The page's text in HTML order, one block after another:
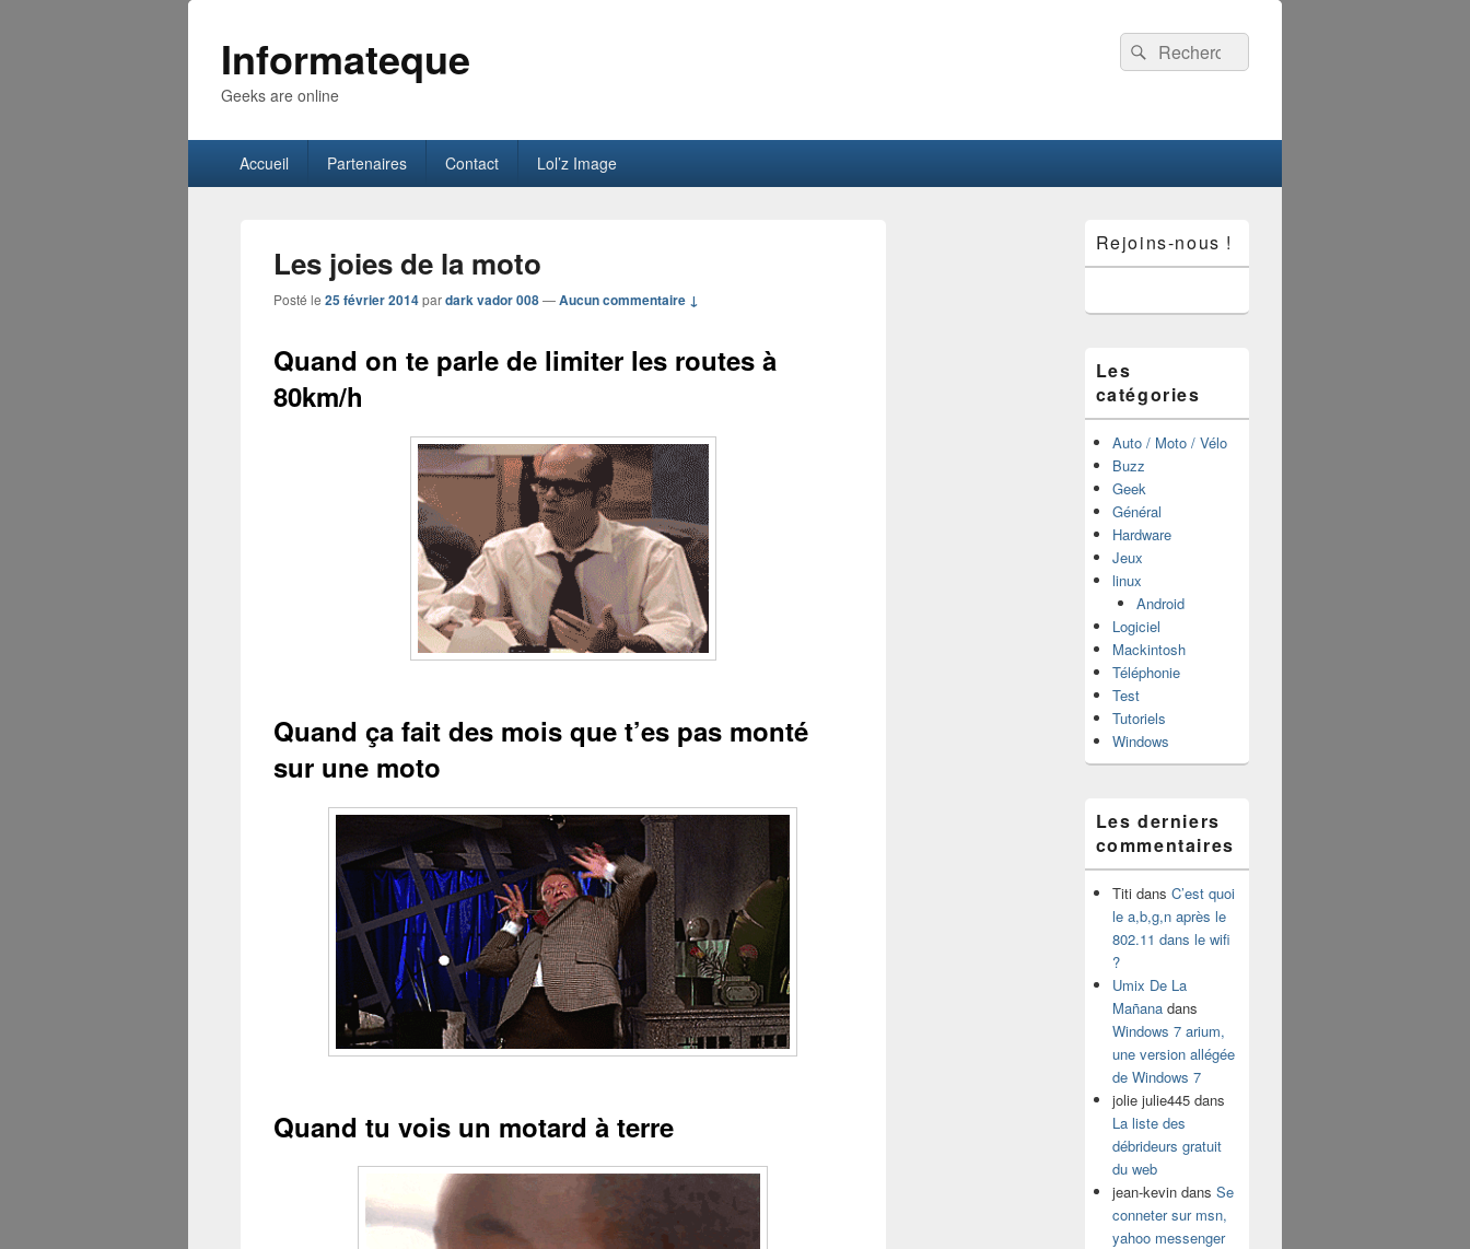
Informateque
Geeks are online
Recherche :
Rechercher
principalAccueil Partenaires Contact Lol’z Image
Les joies de la moto
Posté le 25 février 2014pardark vador 008—Aucun commentaire ↓
Quand on te parle de limiter les routes à
80km/h
Quand ça fait des mois que t’es pas monté
sur une moto
Quand tu vois un motard à terre
principale
de
pour
latérale
Rejoins-nous !
Les
catégories
Auto / Moto / Vélo
Buzz
Geek
Général
Hardware
Jeux
linux
Android
Logiciel
Mackintosh
Téléphonie
Test
Tutoriels
Windows
Les derniers
commentaires
Titidans C’est quoi
le a,b,g,n après le
802.11 dans le wifi
?
Umix De La
Mañanadans
Windows 7 arium,
une version allégée
de Windows 7
jolie julie445dans
La liste des
débrideurs gratuit
du web
jean-kevindans Se
conneter sur msn,
yahoo messenger